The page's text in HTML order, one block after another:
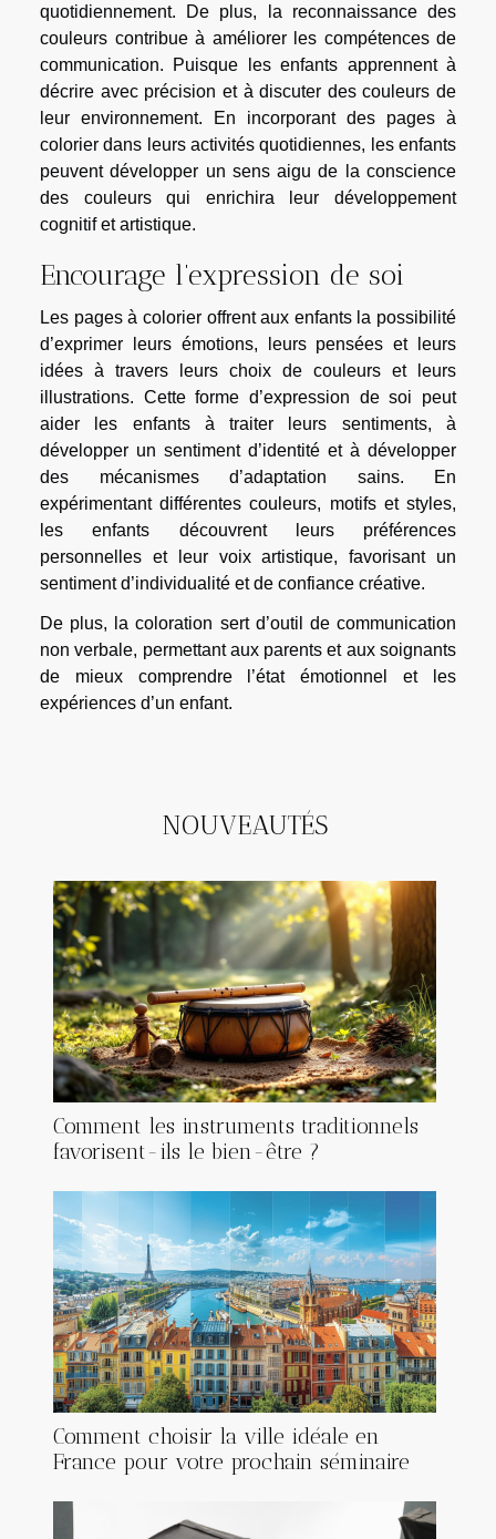
quotidiennement. De plus, la reconnaissance des
couleurs contribue à améliorer les compétences de
communication. Puisque les enfants apprennent à
décrire avec précision et à discuter des couleurs de
leur environnement. En incorporant des pages à
colorier dans leurs activités quotidiennes, les enfants
peuvent développer un sens aigu de la conscience
des couleurs qui enrichira leur développement
cognitif et artistique.
Encourage l’expression de soi
Les pages à colorier offrent aux enfants la possibilité
d’exprimer leurs émotions, leurs pensées et leurs
idées à travers leurs choix de couleurs et leurs
illustrations. Cette forme d’expression de soi peut
aider les enfants à traiter leurs sentiments, à
développer un sentiment d’identité et à développer
des mécanismes d’adaptation sains. En
expérimentant différentes couleurs, motifs et styles,
les enfants découvrent leurs préférences
personnelles et leur voix artistique, favorisant un
sentiment d’individualité et de confiance créative.
De plus, la coloration sert d’outil de communication
non verbale, permettant aux parents et aux soignants
de mieux comprendre l’état émotionnel et les
expériences d’un enfant.
NOUVEAUTÉS
Comment les instruments traditionnels
favorisent-ils le bien-être ?
Comment choisir la ville idéale en
France pour votre prochain séminaire